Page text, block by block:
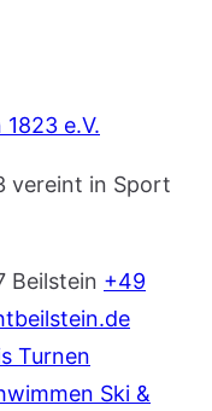
e.V.
vereint in Sport
Beilstein +49
Turnen
Ski &